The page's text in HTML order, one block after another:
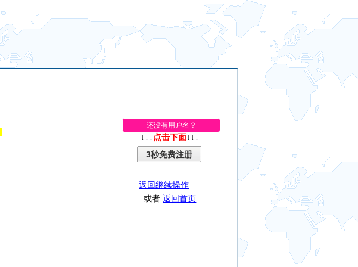
还没有用户名？
↓↓↓ 点击下面 ↓↓↓
3秒免费注册
返回继续操作
或者返回首页